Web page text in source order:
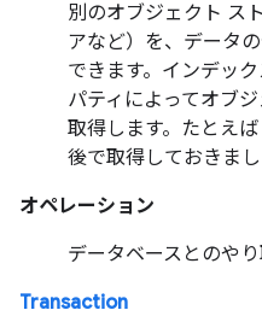
別のオブジェクト ス
アなど）を、データ
できます。インデッ
パティによってオブ
取得します。たとえ
後で取得しておきまし
オペレーション
データベースとのやり
Transaction